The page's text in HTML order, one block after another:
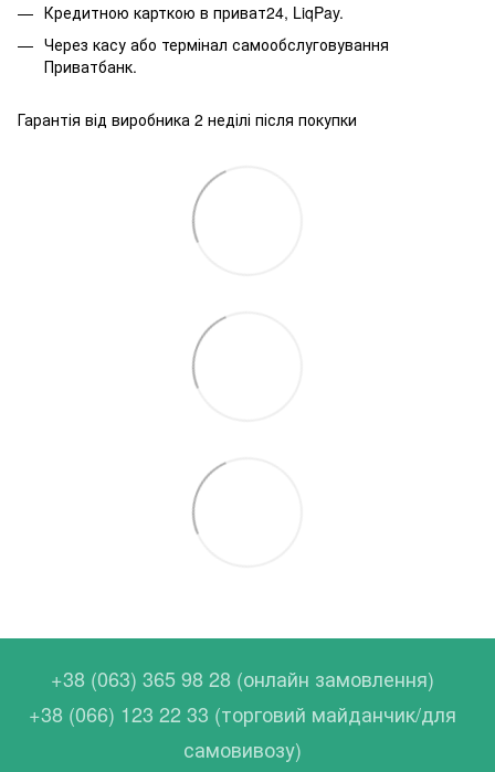
Кредитною карткою в приват24, LiqPay.
Через касу або термінал самообслуговування
Приватбанк.
Гарантія від виробника 2 неділі після покупки
+38 (063) 365 98 28 (онлайн замовлення)
+38 (066) 123 22 33 (торговий майданчик/для
самовивозу)